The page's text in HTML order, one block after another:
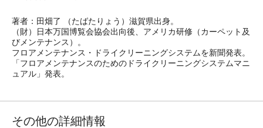
著者：田畑了 （たばたりょう）滋賀県出身。
（財）日本万国博覧会協会出向後、アメリカ研修（カーペット及
びメンテナンス）。
フロアメンテナンス・ドライクリーニングシステムを新聞発表。
「フロアメンテナンスのためのドライクリーニングシステムマニ
ュアル」発表。
その他の詳細情報